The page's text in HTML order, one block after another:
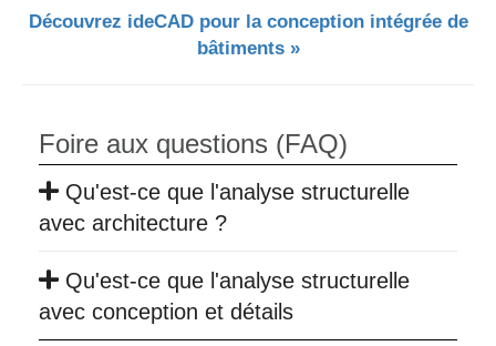
Découvrez ideCAD pour la conception intégrée de
bâtiments »
Foire aux questions (FAQ)
Qu'est-ce que l'analyse structurelle
avec architecture ?
Qu'est-ce que l'analyse structurelle
avec conception et détails